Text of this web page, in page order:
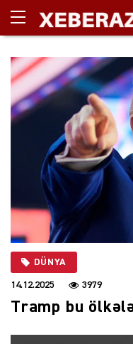
DÜNYA
14.12.2025 3979
Tramp bu